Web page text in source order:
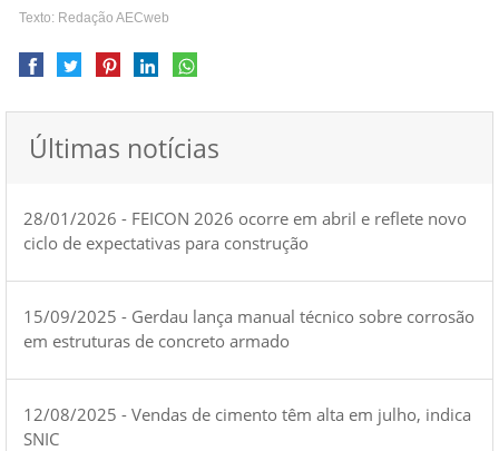
Texto: Redação AECweb
Últimas notícias
28/01/2026 - FEICON 2026 ocorre em abril e reflete novo
ciclo de expectativas para construção
15/09/2025 - Gerdau lança manual técnico sobre corrosão
em estruturas de concreto armado
12/08/2025 - Vendas de cimento têm alta em julho, indica
SNIC